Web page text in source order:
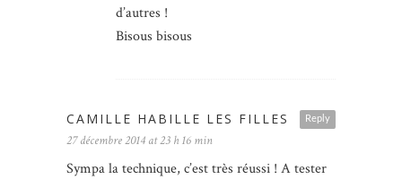
d’autres !
Bisous bisous
Reply
CAMILLE HABILLE LES FILLES
27 décembre 2014 at 23 h 16 min
Sympa la technique, c’est très réussi ! A tester